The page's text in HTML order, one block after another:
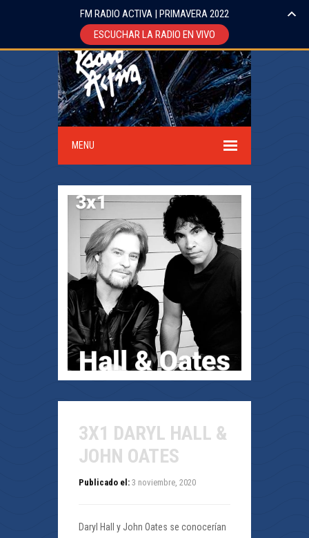
MENU
3X1 DARYL HALL &
JOHN OATES
Publicado el: 3 noviembre, 2020
Daryl Hall y John Oates se conocerían
FM RADIO ACTIVA | PRIMAVERA 2022
ESCUCHAR LA RADIO EN VIVO